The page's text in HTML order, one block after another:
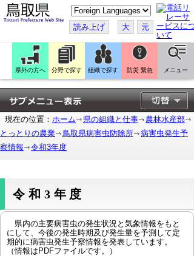
こ
の
ペ
ー
ジ
翻
訳
す
る
読み上げ 大 元
県外の方へ 分野で探す 組織で探す 防災 緊急 メニュー
現在の位置： ホーム 県の組織と仕事
農林水産部
とっとりの農業
鳥取県病害虫防除所
病害虫発生予
察情報
令和3年度
令和3年度
県内の主要病害虫の発生状況と気象情報をもと
にして、今後の発生時期及び発生量を予測して定
期的に病害虫発生予察情報を発表しています。
（情報はPDFファイルです。）